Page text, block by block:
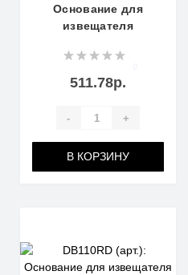
Основание для
извещателя
511.78р.
- +
В КОРЗИНУ